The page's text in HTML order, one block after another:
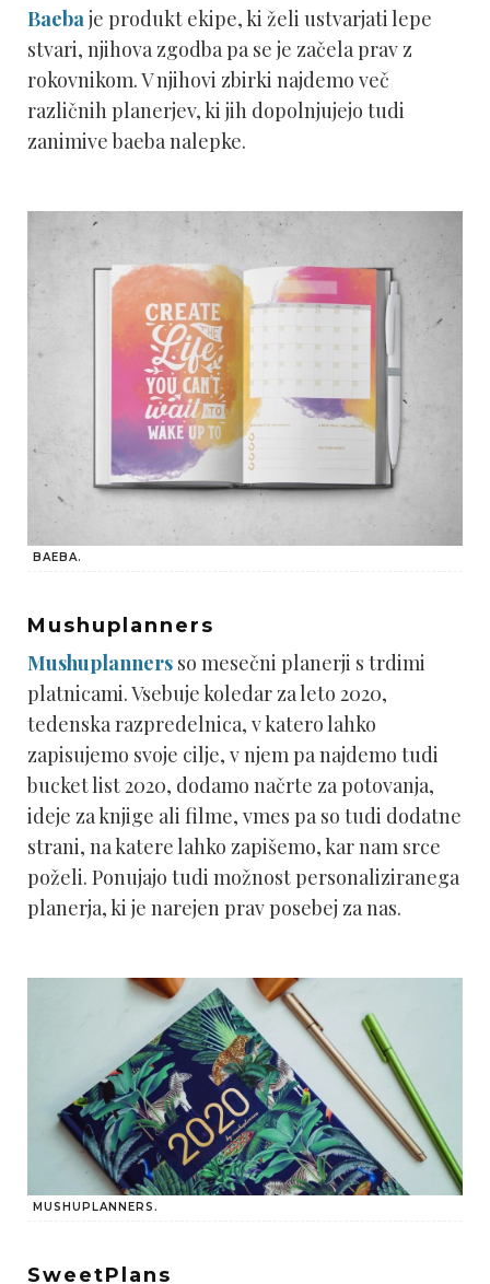
Baebaje produkt ekipe, ki želi ustvarjati lepe
stvari, njihova zgodba pa se je začela prav z
rokovnikom. V njihovi zbirki najdemo več
različnih planerjev, ki jih dopolnjujejo tudi
zanimive baeba nalepke.
BAEBA.
Mushuplanners
Mushuplanners so mesečni planerji s trdimi
platnicami. Vsebuje koledar za leto 2020,
tedenska razpredelnica, v katero lahko
zapisujemo svoje cilje, v njem pa najdemo tudi
bucket list 2020, dodamo načrte za potovanja,
ideje za knjige ali filme, vmes pa so tudi dodatne
strani, na katere lahko zapišemo, kar nam srce
poželi. Ponujajo tudi možnost personaliziranega
planerja, ki je narejen prav posebej za nas.
MUSHUPLANNERS.
SweetPlans